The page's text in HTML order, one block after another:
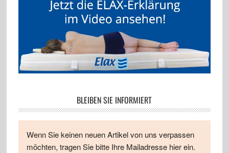
BLEIBEN SIE INFORMIERT
Wenn Sie keinen neuen Artikel von uns verpassen
möchten, tragen Sie bitte Ihre Mailadresse hier ein.